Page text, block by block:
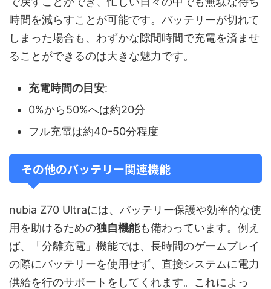
時間を減らすことが可能です。バッテリーが切れて
しまった場合も、わずかな隙間時間で充電を済ませ
ることができるのは大きな魅力です。
充電時間の目安:
0%から50%へは約20分
フル充電は約40-50分程度
その他のバッテリー関連機能
nubia Z70 Ultraには、バッテリー保護や効率的な使
用を助けるための独自機能も備わっています。例え
ば、「分離充電」機能では、長時間のゲームプレイ
の際にバッテリーを使用せず、直接システムに電力
供給を行のサポートをしてくれます。これによっ